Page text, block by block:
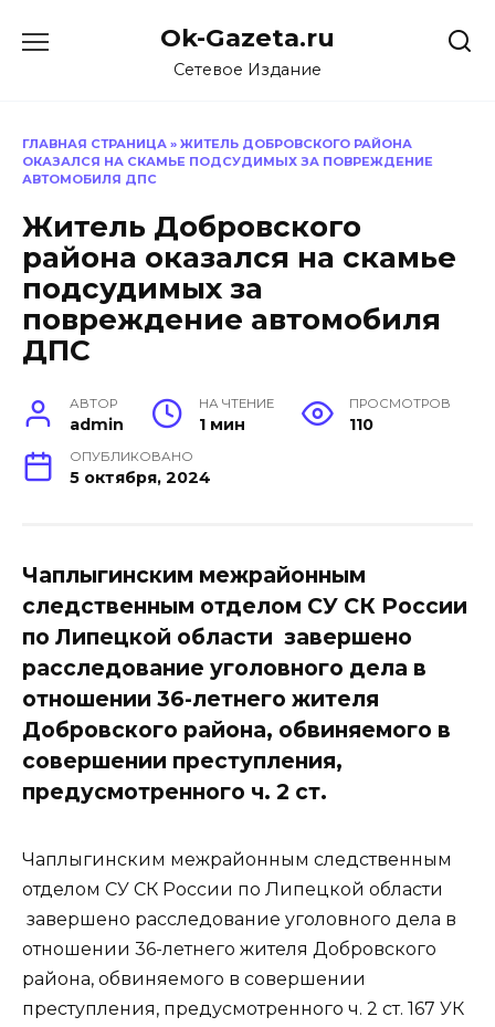
Ok-Gazeta.ru
Сетевое Издание
ГЛАВНАЯ СТРАНИЦА » ЖИТЕЛЬ ДОБРОВСКОГО РАЙОНА
ОКАЗАЛСЯ НА СКАМЬЕ ПОДСУДИМЫХ ЗА ПОВРЕЖДЕНИЕ
АВТОМОБИЛЯ ДПС
Житель Добровского
района оказался на скамье
подсудимых за
повреждение автомобиля
ДПС
АВТОР
admin
НА ЧТЕНИЕ
1 мин
ПРОСМОТРОВ
110
ОПУБЛИКОВАНО
5 октября, 2024
Чаплыгинским межрайонным
следственным отделом СУ СК России
по Липецкой области завершено
расследование уголовного дела в
отношении 36-летнего жителя
Добровского района, обвиняемого в
совершении преступления,
предусмотренного ч. 2 ст.
Чаплыгинским межрайонным следственным
отделом СУ СК России по Липецкой области
завершено расследование уголовного дела в
отношении 36-летнего жителя Добровского
района, обвиняемого в совершении
преступления, предусмотренного ч. 2 ст. 167 УК